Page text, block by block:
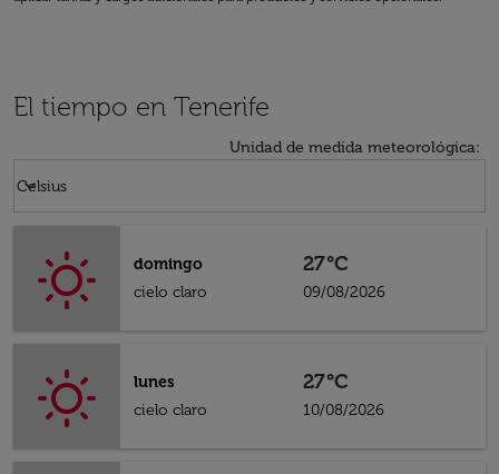
El tiempo en Tenerife
Unidad de medida meteorológica:
Celsius
keyboard_arrow_down
domingo
cielo claro
27°C
09/08/2026
lunes
cielo claro
27°C
10/08/2026